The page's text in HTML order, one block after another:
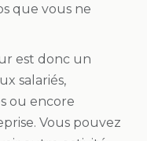
que vous ne
est donc un
salariés,
ou encore
Vous pouvez